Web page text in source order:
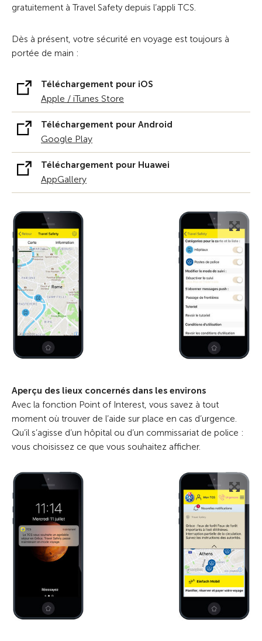
gratuitement à Travel Safety depuis l’appli TCS.
Dès à présent, votre sécurité en voyage est toujours à
portée de main :
Téléchargement pour iOS
Apple / iTunes Store
Téléchargement pour Android
Google Play
Téléchargement pour Huawei
AppGallery
Aperçu des lieux concernés dans les environs
Avec la fonction Point of Interest, vous savez à tout
moment où trouver de l’aide sur place en cas d’urgence.
Qu’il s’agisse d’un hôpital ou d’un commissariat de police :
vous choisissez ce que vous souhaitez afficher.